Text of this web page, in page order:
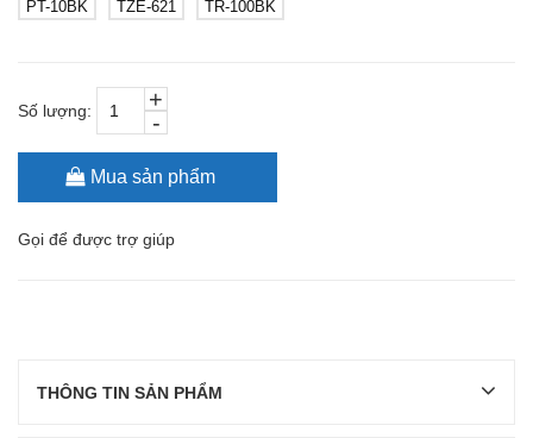
PT-10BK TZE-621 TR-100BK
Số lượng: -
+
Mua sản phẩm
Gọi để được trợ giúp
THÔNG TIN SẢN PHẨM